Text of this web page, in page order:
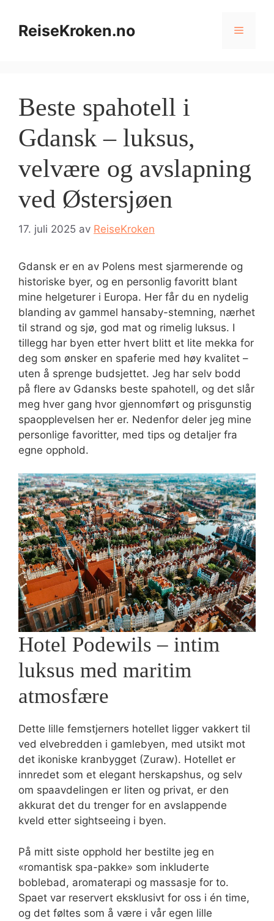
innholdReiseKroken.no Meny
Beste spahotell i
Gdansk – luksus,
velvære og avslapning
ved Østersjøen
17. juli 2025 av ReiseKroken
Gdansk er en av Polens mest sjarmerende og
historiske byer, og en personlig favoritt blant
mine helgeturer i Europa. Her får du en nydelig
blanding av gammel hansaby-stemning, nærhet
til strand og sjø, god mat og rimelig luksus. I
tillegg har byen etter hvert blitt et lite mekka for
deg som ønsker en spaferie med høy kvalitet –
uten å sprenge budsjettet. Jeg har selv bodd
på flere av Gdansks beste spahotell, og det slår
meg hver gang hvor gjennomført og prisgunstig
spaopplevelsen her er. Nedenfor deler jeg mine
personlige favoritter, med tips og detaljer fra
egne opphold.
Hotel Podewils – intim
luksus med maritim
atmosfære
Dette lille femstjerners hotellet ligger vakkert til
ved elvebredden i gamlebyen, med utsikt mot
det ikoniske kranbygget (Zuraw). Hotellet er
innredet som et elegant herskapshus, og selv
om spaavdelingen er liten og privat, er den
akkurat det du trenger for en avslappende
kveld etter sightseeing i byen.
På mitt siste opphold her bestilte jeg en
«romantisk spa-pakke» som inkluderte
boblebad, aromaterapi og massasje for to.
Spaet var reservert eksklusivt for oss i én time,
og det føltes som å være i vår egen lille